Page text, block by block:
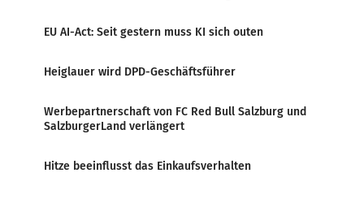
EU AI-Act: Seit gestern muss KI sich outen
Heiglauer wird DPD-Geschäftsführer
Werbepartnerschaft von FC Red Bull Salzburg und
SalzburgerLand verlängert
Hitze beeinflusst das Einkaufsverhalten